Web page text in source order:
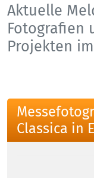
Aktuelle
Fotografien
Projekten
Classica in